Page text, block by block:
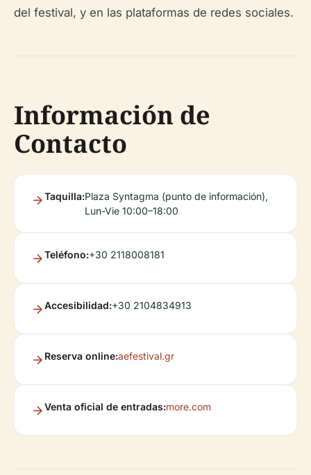
del festival, y en las plataformas de redes sociales.
Información de
Contacto
Taquilla:Plaza Syntagma (punto de información),
Lun-Vie 10:00–18:00
Teléfono:+30 2118008181
Accesibilidad:+30 2104834913
Reserva online:aefestival.gr
Venta oficial de entradas:more.com